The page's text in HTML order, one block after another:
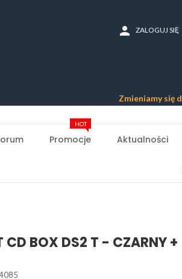
person ZALOGUJ SIĘ
Zmieniamy się dla Ciebie
Promocje
HOT
Aktualności
CD BOX DS2 T - CZARNY +